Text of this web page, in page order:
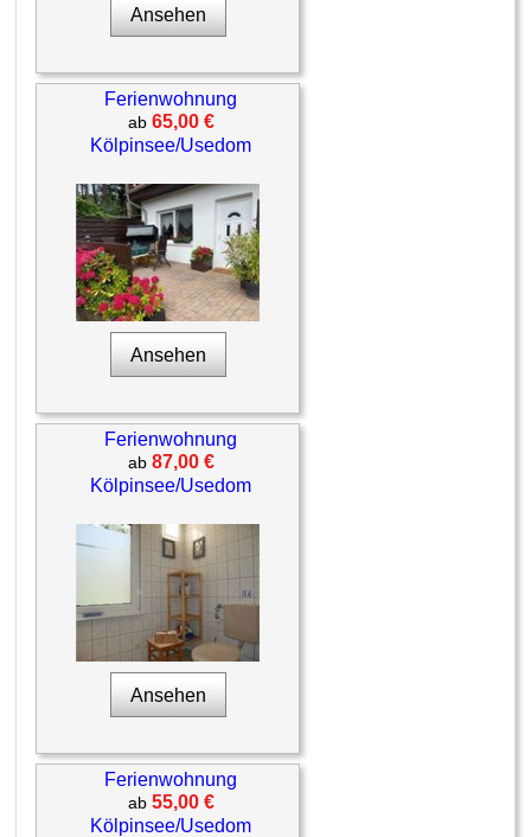
Ansehen
Ferienwohnung
ab 65,00 €
Kölpinsee/Usedom
Ansehen
Ferienwohnung
ab 87,00 €
Kölpinsee/Usedom
Ansehen
Ferienwohnung
ab 55,00 €
Kölpinsee/Usedom